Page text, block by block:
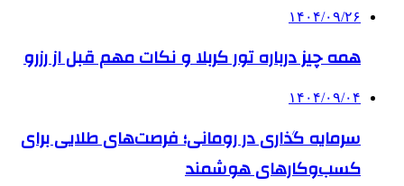
۱۴۰۴/۰۹/۲۶
همه چیز درباره تور کربلا و نکات مهم قبل از رزرو
۱۴۰۴/۰۹/۰۴
سرمایه گذاری در رومانی؛ فرصت‌های طلایی برای
کسب‌وکارهای هوشمند